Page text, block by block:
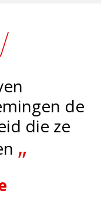
de
die ze
„